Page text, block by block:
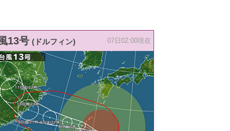
13号 (ドルフィン) 07日02:00現在